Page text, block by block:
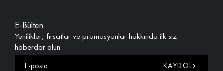
E-Bülten
Yenilikler, fırsatlar ve promosyonlar hakkında ilk siz
haberdar olun.
KAYDOL